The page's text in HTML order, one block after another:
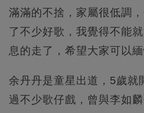
滿滿的不捨，家屬很低調
了不少好歌，我覺得不能
息的走了，希望大家可以緬
余丹丹是童星出道，5歲就
過不少歌仔戲，曾與李如麟